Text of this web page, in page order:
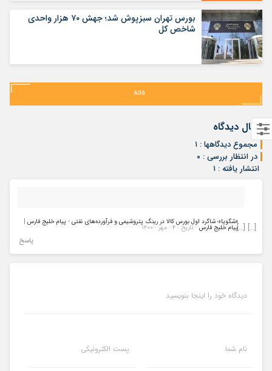
بورس تهران سبزپوش شد؛ جهش ۷۰ هزار واحدی
شاخص کل
ارسال دیدگاه
مجموع دیدگاهها : ۱
در انتظار بررسی : ۰
انتشار یافته : ۱
«شگویا»؛ شاگرد اول بورس کالا در رینگ پتروشیمی و فرآورده‌های نفتی - پیام خلیج فارس |
پیام خلیج فارس - تاریخ : ۴ - مهر - ۱۴۰۰ […] […]
پاسخ
دیدگاه خود را اینجا بنویسید
نام شما پست الکترونیکی